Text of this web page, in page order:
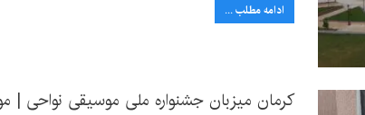
ادامه مطلب ...
کرمان میزبان جشنواره ملی موسیقی نواحی |